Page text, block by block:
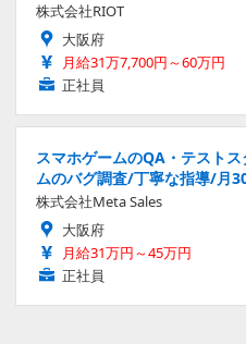
株式会社RIOT
大阪府
月給31万7,700円～60万円
正社員
スマホゲームのQA・テスト
ムのバグ調査/丁寧な指導/月
株式会社Meta Sales
大阪府
月給31万円～45万円
正社員